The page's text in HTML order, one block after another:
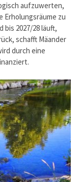
aufzuwerten,
Erholungsräume zu
bis 2027/28 läuft,
schafft Mäander
durch eine